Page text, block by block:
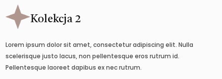
Kolekcja 2
Lorem ipsum dolor sit amet, consectetur adipiscing elit. Nulla
scelerisque justo lacus, non pellentesque eros rutrum id.
Pellentesque laoreet dapibus ex nec rutrum.